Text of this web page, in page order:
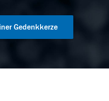
Gedenkkerze